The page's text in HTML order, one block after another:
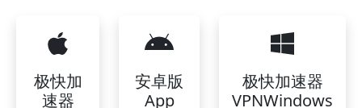
极快加
速器
安卓版
App
极快加速器
VPNWindows